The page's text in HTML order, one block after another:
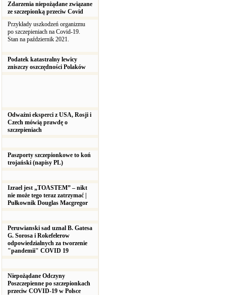
Zdarzenia niepożądane związane
ze szczepionką przeciw Covid
Przykłady uszkodzeń organizmu
po szczepieniach na Covid-19.
Stan na październik 2021.
Podatek katastralny lewicy
zniszczy oszczędności Polaków
Odważni eksperci z USA, Rosji i
Czech mówią prawdę o
szczepieniach
Paszporty szczepionkowe to koń
trojański (napisy PL)
Izrael jest „TOASTEM” – nikt
nie może tego teraz zatrzymać |
Pułkownik Douglas Macgregor
Peruwianski sad uznal B. Gatesa
G. Sorosa i Rokefelerow
odpowiedzialnych za tworzenie
"pandemii" COVID 19
Niepożądane Odczyny
Poszczepienne po szczepionkach
przeciw COVID-19 w Polsce